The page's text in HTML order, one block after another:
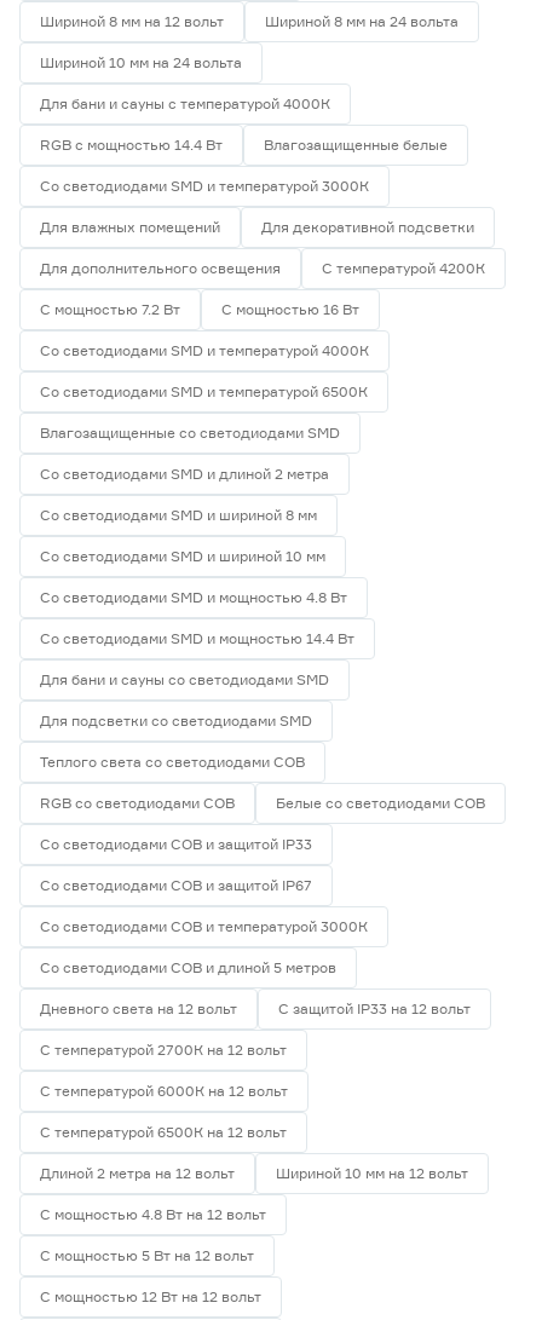
Шириной 8 мм на 12 вольт Шириной 8 мм на 24 вольта
Шириной 10 мм на 24 вольта
Для бани и сауны с температурой 4000К
RGB с мощностью 14.4 Вт Влагозащищенные белые
Со светодиодами SMD и температурой 3000К
Для влажных помещений Для декоративной подсветки
Для дополнительного освещения С температурой 4200К
С мощностью 7.2 Вт С мощностью 16 Вт
Со светодиодами SMD и температурой 4000К
Со светодиодами SMD и температурой 6500К
Влагозащищенные со светодиодами SMD
Со светодиодами SMD и длиной 2 метра
Со светодиодами SMD и шириной 8 мм
Со светодиодами SMD и шириной 10 мм
Со светодиодами SMD и мощностью 4.8 Вт
Со светодиодами SMD и мощностью 14.4 Вт
Для бани и сауны со светодиодами SMD
Для подсветки со светодиодами SMD
Теплого света со светодиодами СОВ
RGB со светодиодами СОВ Белые со светодиодами СОВ
Со светодиодами СОВ и защитой IP33
Со светодиодами СОВ и защитой IP67
Со светодиодами СОВ и температурой 3000К
Со светодиодами СОВ и длиной 5 метров
Дневного света на 12 вольт С защитой IP33 на 12 вольт
С температурой 2700К на 12 вольт
С температурой 6000К на 12 вольт
С температурой 6500К на 12 вольт
Длиной 2 метра на 12 вольт Шириной 10 мм на 12 вольт
С мощностью 4.8 Вт на 12 вольт
С мощностью 5 Вт на 12 вольт
С мощностью 12 Вт на 12 вольт